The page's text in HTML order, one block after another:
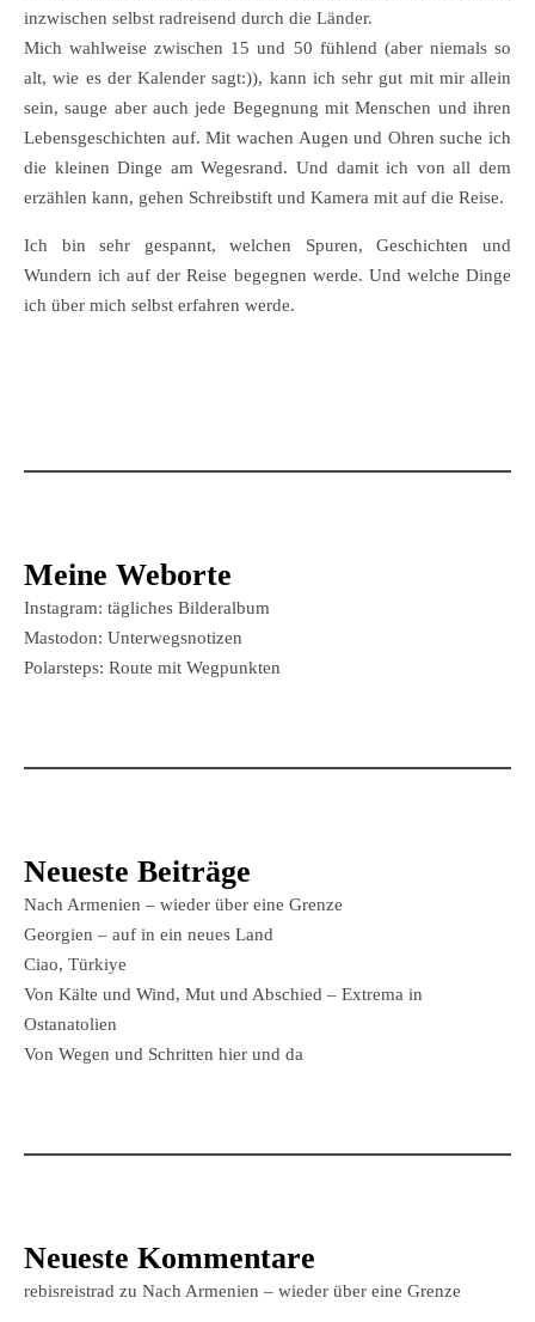
inzwischen selbst radreisend durch die Länder.
Mich wahlweise zwischen 15 und 50 fühlend (aber niemals so
alt, wie es der Kalender sagt:)), kann ich sehr gut mit mir allein
sein, sauge aber auch jede Begegnung mit Menschen und ihren
Lebensgeschichten auf. Mit wachen Augen und Ohren suche ich
die kleinen Dinge am Wegesrand. Und damit ich von all dem
erzählen kann, gehen Schreibstift und Kamera mit auf die Reise.
Ich bin sehr gespannt, welchen Spuren, Geschichten und
Wundern ich auf der Reise begegnen werde. Und welche Dinge
ich über mich selbst erfahren werde.
Meine Weborte
Instagram: tägliches Bilderalbum
Mastodon: Unterwegsnotizen
Polarsteps: Route mit Wegpunkten
Neueste Beiträge
Nach Armenien – wieder über eine Grenze
Georgien – auf in ein neues Land
Ciao, Türkiye
Von Kälte und Wind, Mut und Abschied – Extrema in
Ostanatolien
Von Wegen und Schritten hier und da
Neueste Kommentare
rebisreistrad zu Nach Armenien – wieder über eine Grenze